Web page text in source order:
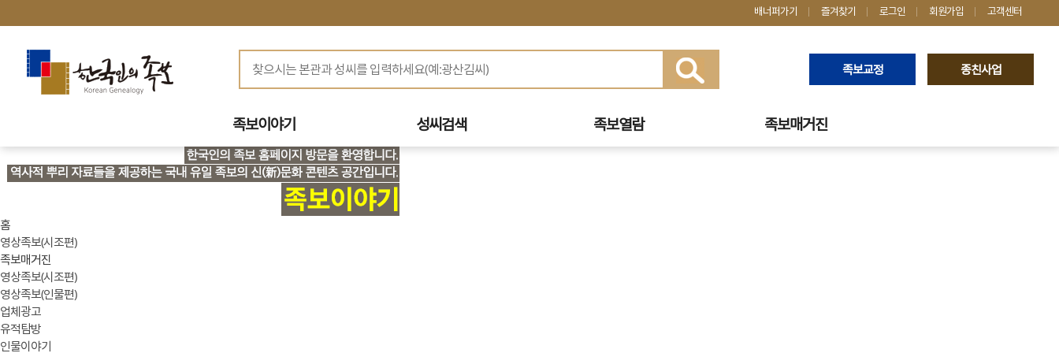
배너퍼가기 즐겨찾기 로그인 회원가입 고객센터
족보교정 종친사업
족보이야기 성씨검색 족보열람 족보매거진
홈
영상족보(시조편)
족보매거진
영상족보(시조편)
영상족보(인물편)
업체광고
유적탐방
인물이야기